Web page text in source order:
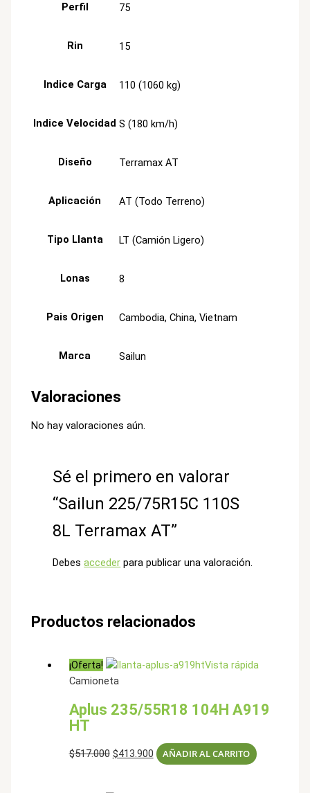
Perfil 75
Rin 15
Indice Carga 110 (1060 kg)
Indice Velocidad S (180 km/h)
Diseño Terramax AT
Aplicación AT (Todo Terreno)
Tipo Llanta LT (Camión Ligero)
Lonas 8
Pais Origen Cambodia, China, Vietnam
Marca Sailun
Valoraciones
No hay valoraciones aún.
Sé el primero en valorar
“Sailun 225/75R15C 110S
8L Terramax AT”
Debesacceder para publicar una valoración.
Productos relacionados
¡Oferta!
Vista rápida
Camioneta
Aplus 235/55R18 104H A919
HT
$517.000 El
$413.900El
precio
AÑADIR AL CARRITO